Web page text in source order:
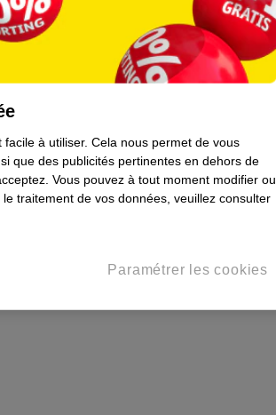
de l’entreprise
durable
à utiliser. Cela nous permet de vous
que des publicités pertinentes en dehors de
Vous pouvez à tout moment modifier ou
traitement de vos données, veuillez consulter
Paramétrer les cookies